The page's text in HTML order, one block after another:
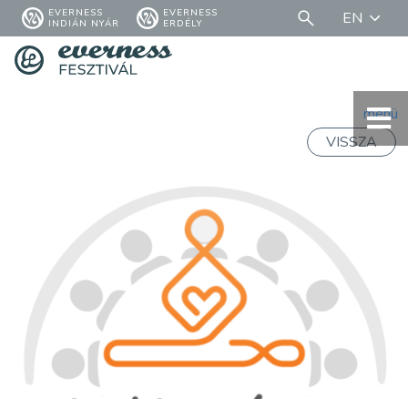
EVERNESS
INDIÁN NYÁR
EVERNESS
ERDÉLY
EN
menü
VISSZA